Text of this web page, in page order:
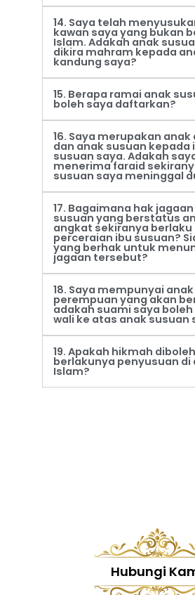
14. Saya telah
kawan saya yang bukan
Islam. Adakah anak
dikira mahram kepada
kandung saya?
15. Berapa ramai anak
boleh saya daftarkan?
16. Saya merupakan
dan anak susuan kepada
susuan saya. Adakah
menerima faraid
susuan saya meninggal
17. Bagaimana hak
susuan yang berstatus
angkat sekiranya berlaku
perceraian ibu susuan?
yang berhak untuk
jagaan tersebut?
18. Saya mempunyai
perempuan yang akan
adakah suami saya
wali ke atas anak susuan
19. Apakah hikmah
berlakunya penyusuan di
Islam?
Hubungi